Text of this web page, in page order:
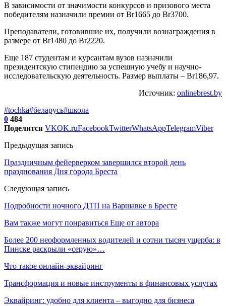
В зависимости от значимости конкурсов и призового места
победителям назначили премии от Br1665 до Br3700.
Преподаватели, готовившие их, получили вознаграждения в
размере от Br1480 до Br2220.
Еще 187 студентам и курсантам вузов назначили
президентскую стипендию за успешную учебу и научно-
исследовательскую деятельность. Размер выплаты – Br186,97.
Источник: onlinebrest.by
#tochka#беларусь#школа
0 484
Поделится VKOK.ruFacebookTwitterWhatsAppTelegramViber
Предыдущая запись
Праздничным фейерверком завершился второй день
празднования Дня города Бреста
Следующая запись
Подробности ночного ДТП на Варшавке в Бресте
Вам также могут понравиться Еще от автора
Более 200 неоформленных водителей и сотни тысяч ущерба: в
Пинске раскрыли «серую»…
Что такое онлайн-эквайринг
Трансформация и новые инструменты в финансовых услугах
Эквайринг: удобно для клиента – выгодно для бизнеса